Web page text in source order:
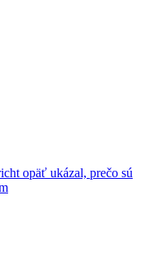
opäť ukázal, prečo sú